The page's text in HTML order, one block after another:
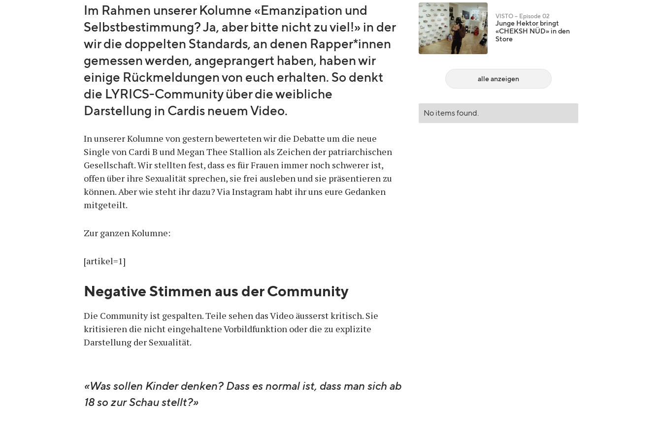
Im Rahmen unserer Kolumne «Emanzipation und
Selbstbestimmung? Ja, aber bitte nicht zu viel!» in der
wir die doppelten Standards, an denen Rapper*innen
gemessen werden, angeprangert haben, haben wir
einige Rückmeldungen von euch erhalten. So denkt
die LYRICS-Community über die weibliche
Darstellung in Cardis neuem Video.
In unserer Kolumne von gestern bewerteten wir die Debatte um die neue
Single von Cardi B und Megan Thee Stallion als Zeichen der patriarchischen
Gesellschaft. Wir stellten fest, dass es für Frauen immer noch schwerer ist,
offen über ihre Sexualität sprechen, sie frei ausleben und sie präsentieren zu
können. Aber wie steht ihr dazu? Via Instagram habt ihr uns eure Gedanken
mitgeteilt.
Zur ganzen Kolumne:
[artikel=1]
Negative Stimmen aus der Community
Die Community ist gespalten. Teile sehen das Video äusserst kritisch. Sie
kritisieren die nicht eingehaltene Vorbildfunktion oder die zu explizite
Darstellung der Sexualität.
«Was sollen Kinder denken? Dass es normal ist, dass man sich ab
18 so zur Schau stellt?»
VISTO – Episode 02
Junge Hektor bringt
«CHEKSH NÜD» in den
Store
alle anzeigen
No items found.